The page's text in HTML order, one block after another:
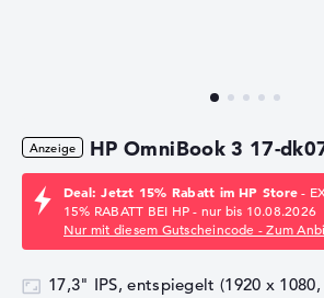
HP OmniBook 3 17-
Deal: Jetzt 15% Rabatt im HP Store-
15% RABATT BEI HP - nur bis 10.08.2026
Nur mit diesem Gutscheincode - Zum
17,3" IPS, entspiegelt (1920 x